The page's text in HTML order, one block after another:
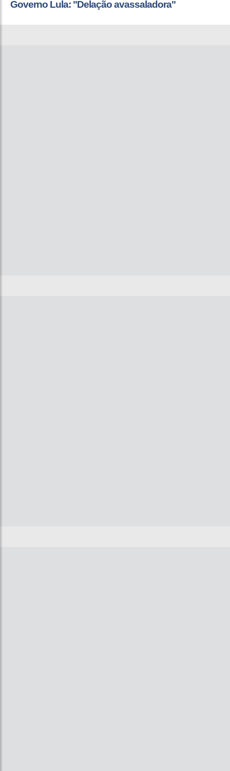
Governo Lula: "Delação avassaladora"